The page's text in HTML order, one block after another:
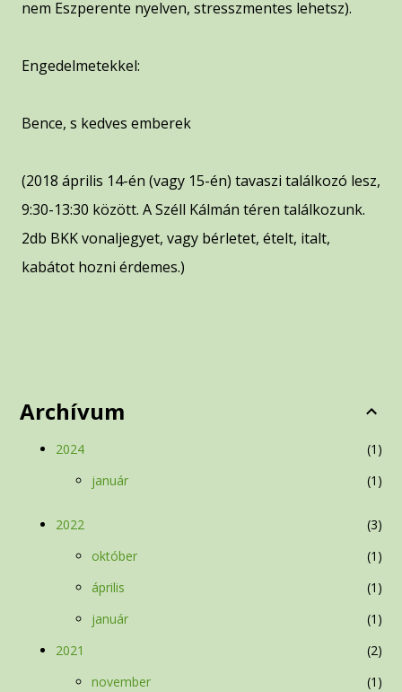
nem Eszperente nyelven, stresszmentes lehetsz).
Engedelmetekkel:
Bence, s kedves emberek
(2018 április 14-én (vagy 15-én) tavaszi találkozó lesz,
9:30-13:30 között. A Széll Kálmán téren találkozunk.
2db BKK vonaljegyet, vagy bérletet, ételt, italt,
kabátot hozni érdemes.)
Archívum
2024
1
január
1
2022
3
október
1
április
1
január
1
2021
2
november
1